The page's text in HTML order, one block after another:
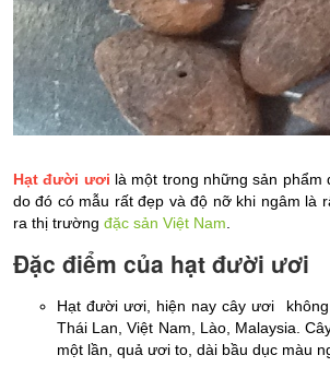
Hạt đười ươi là một trong những sản
do đó có mẫu rất đẹp và độ nỡ khi ngâm là
ra thị trường đặc sản Việt Nam
Đặc điểm của hạt đười ươi
Hạt đười ươi, hiện nay cây ươi
Thái Lan, Việt Nam, Lào, Malaysia.
một lần, quả ươi to, dài bầu dục màu